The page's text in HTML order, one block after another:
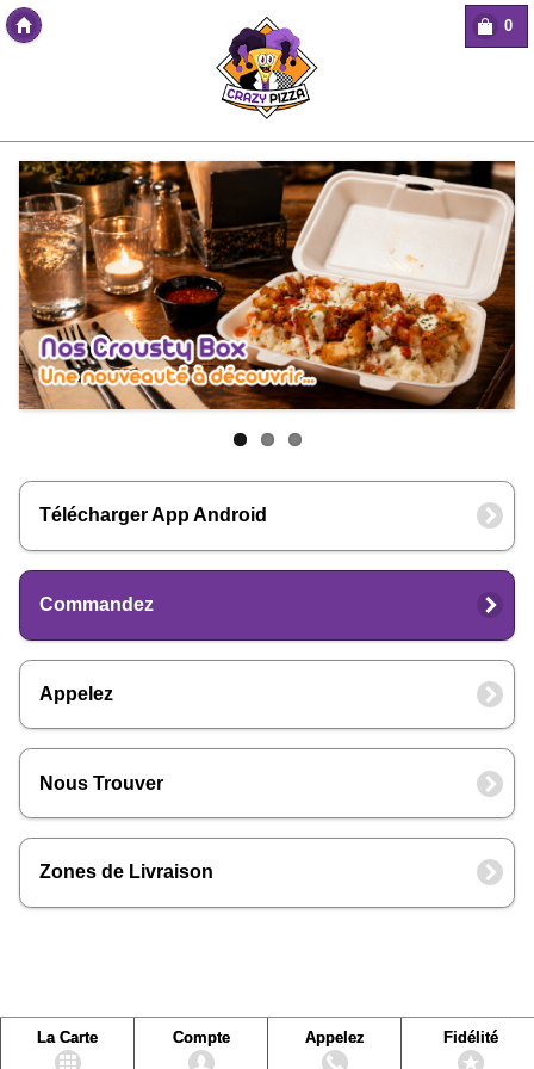
0
Télécharger App Android
Commandez
Appelez
Nous Trouver
Zones de Livraison
La Carte Compte Appelez Fidélité
Copyright Des-click